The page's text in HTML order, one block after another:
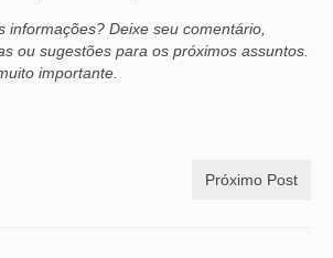
informações? Deixe seu comentário,
ou sugestões para os próximos assuntos.
importante.
Próximo Post